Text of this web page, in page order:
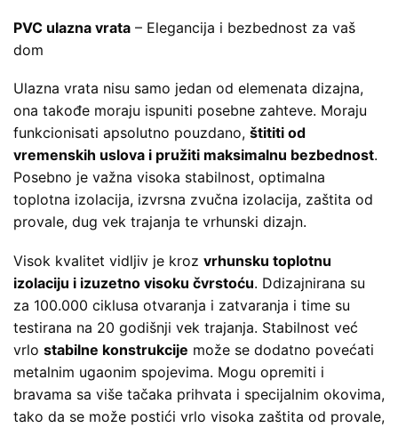
PVC ulazna vrata – Elegancija i bezbednost za vaš
dom
Ulazna vrata nisu samo jedan od elemenata dizajna,
ona takođe moraju ispuniti posebne zahteve. Moraju
funkcionisati apsolutno pouzdano, štititi od
vremenskih uslova i pružiti maksimalnu bezbednost.
Posebno je važna visoka stabilnost, optimalna
toplotna izolacija, izvrsna zvučna izolacija, zaštita od
provale, dug vek trajanja te vrhunski dizajn.
Visok kvalitet vidljiv je kroz vrhunsku toplotnu
izolaciju i izuzetno visoku čvrstoću. Ddizajnirana su
za 100.000 ciklusa otvaranja i zatvaranja i time su
testirana na 20 godišnji vek trajanja. Stabilnost već
vrlo stabilne konstrukcije može se dodatno povećati
metalnim ugaonim spojevima. Mogu opremiti i
bravama sa više tačaka prihvata i specijalnim okovima,
tako da se može postići vrlo visoka zaštita od provale,